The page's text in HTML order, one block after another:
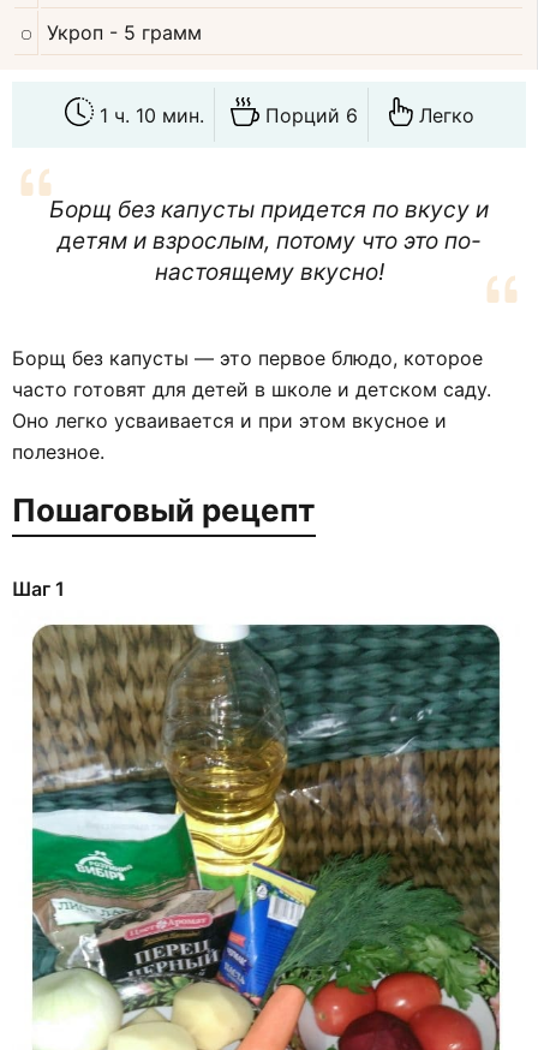
Укроп - 5 грамм
1 ч. 10 мин. Порций 6 Легко
Борщ без капусты придется по вкусу и
детям и взрослым, потому что это по-
настоящему вкусно!
Борщ без капусты — это первое блюдо, которое
часто готовят для детей в школе и детском саду.
Оно легко усваивается и при этом вкусное и
полезное.
Пошаговый рецепт
Шаг 1